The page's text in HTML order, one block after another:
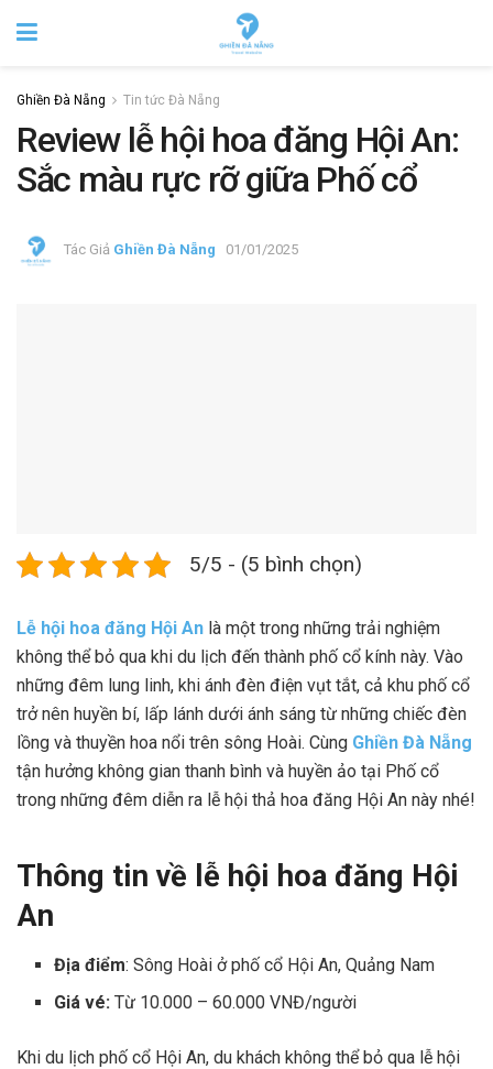
Ghiền Đà Nẵng Tin tức Đà Nẵng
Review lễ hội hoa đăng Hội An:
Sắc màu rực rỡ giữa Phố cổ
Tác Giả Ghiền Đà Nẵng 01/01/2025
5/5 - (5 bình chọn)
Lễ hội hoa đăng Hội An là một trong những trải nghiệm
không thể bỏ qua khi du lịch đến thành phố cổ kính này. Vào
những đêm lung linh, khi ánh đèn điện vụt tắt, cả khu phố cổ
trở nên huyền bí, lấp lánh dưới ánh sáng từ những chiếc đèn
lồng và thuyền hoa nổi trên sông Hoài. Cùng Ghiền Đà Nẵng
tận hưởng không gian thanh bình và huyền ảo tại Phố cổ
trong những đêm diễn ra lễ hội thả hoa đăng Hội An này nhé!
Thông tin về lễ hội hoa đăng Hội
An
Địa điểm: Sông Hoài ở phố cổ Hội An, Quảng Nam
Giá vé:Từ 10.000 – 60.000 VNĐ/người
Khi du lịch phố cổ Hội An, du khách không thể bỏ qua lễ hội